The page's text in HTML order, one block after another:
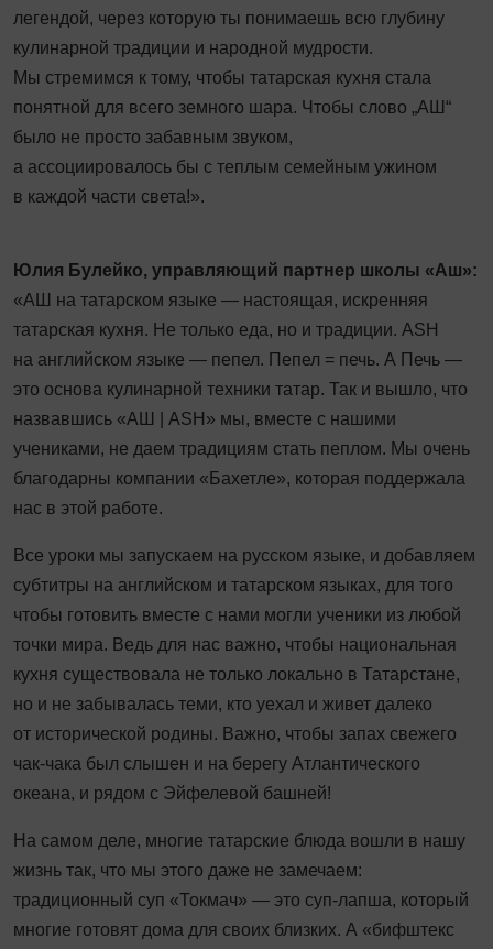
легендой, через которую ты понимаешь всю глубину
кулинарной традиции и народной мудрости.
Мы стремимся к тому, чтобы татарская кухня стала
понятной для всего земного шара. Чтобы слово „АШ“
было не просто забавным звуком,
а ассоциировалось бы с теплым семейным ужином
в каждой части света!».
Юлия Булейко, управляющий партнер школы «Аш»:
«АШ на татарском языке — настоящая, искренняя
татарская кухня. Не только еда, но и традиции. ASH
на английском языке — пепел. Пепел = печь. А Печь —
это основа кулинарной техники татар. Так и вышло, что
назвавшись «АШ | ASH» мы, вместе с нашими
учениками, не даем традициям стать пеплом. Мы очень
благодарны компании «Бахетле», которая поддержала
нас в этой работе.
Все уроки мы запускаем на русском языке, и добавляем
субтитры на английском и татарском языках, для того
чтобы готовить вместе с нами могли ученики из любой
точки мира. Ведь для нас важно, чтобы национальная
кухня существовала не только локально в Татарстане,
но и не забывалась теми, кто уехал и живет далеко
от исторической родины. Важно, чтобы запах свежего
чак-чака был слышен и на берегу Атлантического
океана, и рядом с Эйфелевой башней!
На самом деле, многие татарские блюда вошли в нашу
жизнь так, что мы этого даже не замечаем:
традиционный суп «Токмач» — это суп-лапша, который
многие готовят дома для своих близких. А «бифштекс